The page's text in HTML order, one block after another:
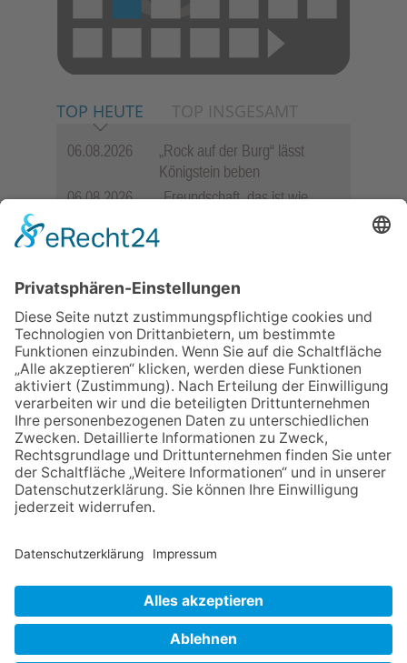
TOP HEUTE TOP INSGESAMT
06.08.2026
„Rock auf der Burg“ lässt
Königstein beben
06.08.2026
„Freundschaft, das ist wie
Jürgen Rohrmann setzt auf
06.08.2026
Schulranzen schenken Kindern
06.08.2026
Zwischen Fachwerk, Wein und
Musik: Erste Kronberger
Weinzeit begeistert die
Burgstadt
06.08.2026
Neuer NaturErlebnispfad
eröffnet: Kleine „Wald-
Detektive“ auf den Spuren der
Maus
NACH OBEN
Datenschutz Netiquette FAQ